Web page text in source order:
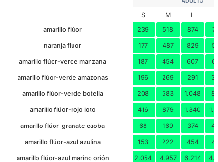
80x44x40
Declaración conformidad UE AmarilloFluor_Contraste
Folleto informativo NF
Declaración conformidad UE NaranjaFluor
Folleto informativo NFC
Declaración conformidad UE NaranjaFluor_Contraste
S M L
amarillo flúor
239 518 874
naranja flúor 177 487 829
amarillo flúor-verde manzana 187 454 607
amarillo flúor-verde amazonas 196 269 291
amarillo flúor-verde botella 208 583 1.048
amarillo flúor-rojo loto 416 879 1.340
amarillo flúor-granate caoba 68 169 374
amarillo flúor-azul azulina 153 222 454
amarillo flúor-azul marino orión 2.054 4.957 6.214